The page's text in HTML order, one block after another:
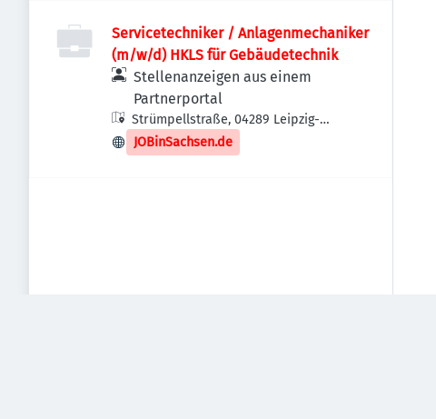
Servicetechniker / Anlagenmechaniker
(m/w/d) HKLS für Gebäudetechnik
Stellenanzeigen aus einem
Partnerportal
Strümpellstraße, 04289 Leipzig-
Südost, Deutschland
JOBinSachsen.de